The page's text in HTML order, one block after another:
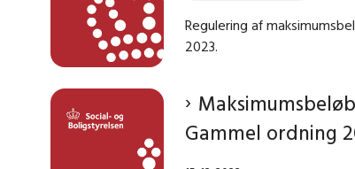
Regulering af
2023.
Gammel ordning